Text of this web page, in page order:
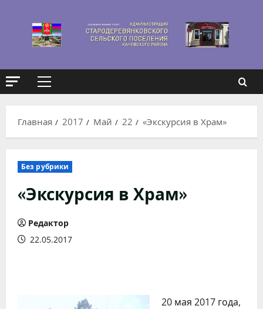
содержимому
Основное
Главная
2017 Май 22 «Экскурсия в Храм»
Без рубрики
«Экскурсия в Храм»
Редактор
22.05.2017
20 мая 2017 года,